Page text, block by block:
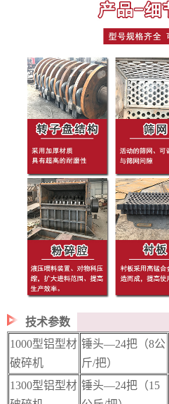
技术参数
1000型铝型材
破碎机
锤头—24把（8公
斤/把）
1300型铝型材 锤头—24把（15